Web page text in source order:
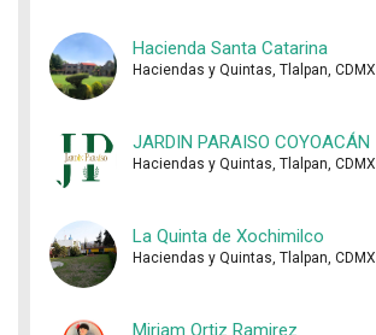
Hacienda Santa Catarina
Haciendas y Quintas, Tlalpan, CDMX
JARDIN PARAISO COYOACÁN
Haciendas y Quintas, Tlalpan, CDMX
La Quinta de Xochimilco
Haciendas y Quintas, Tlalpan, CDMX
Miriam Ortiz Ramirez